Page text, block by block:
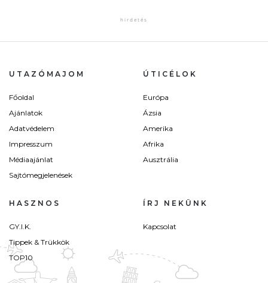
UTAZÓMAJOM
Főoldal
Ajánlatok
Adatvédelem
Impresszum
Médiaajánlat
Sajtómegjelenések
ÚTICÉLOK
Európa
Ázsia
Amerika
Afrika
Ausztrália
HASZNOS
GY.I.K.
Tippek & Trükkök
TOP10
ÍRJ NEKÜNK
Kapcsolat